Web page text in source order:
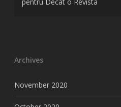
Archives
November 2020